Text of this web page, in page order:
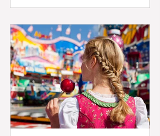
gib deinen Gardinen ein zweites Leben